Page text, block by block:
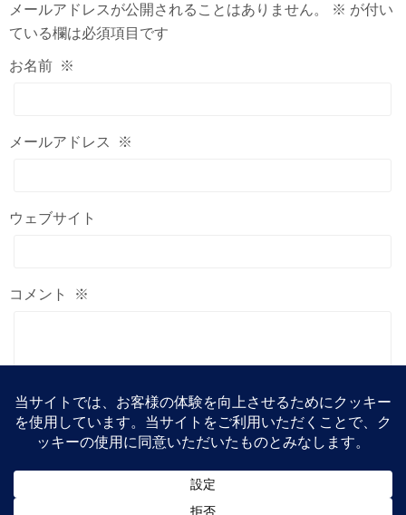
メールアドレスが公開されることはありません。 ※ が付い
ている欄は必須項目です
お名前 ※
メールアドレス ※
ウェブサイト
コメント ※
次回のコメントで使用するためブラウザーに自分の名